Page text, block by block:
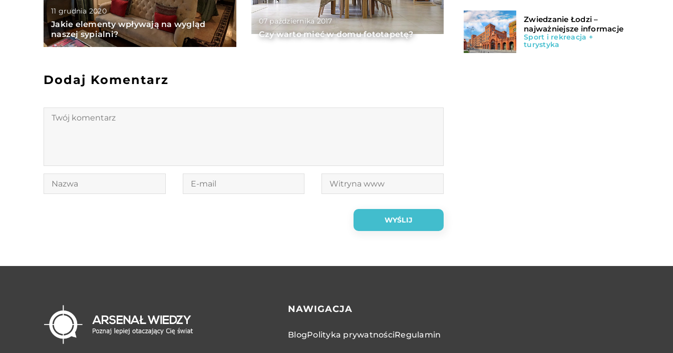
11 grudnia 2020
Jakie elementy wpływają na wygląd
naszej sypialni?
07 października 2017
Czy warto mieć w domu fototapetę?
Dodaj Komentarz
Zwiedzanie Łodzi –
najważniejsze informacje
Sport i rekreacja +
turystyka
NAWIGACJA
BlogPolityka prywatnościRegulamin